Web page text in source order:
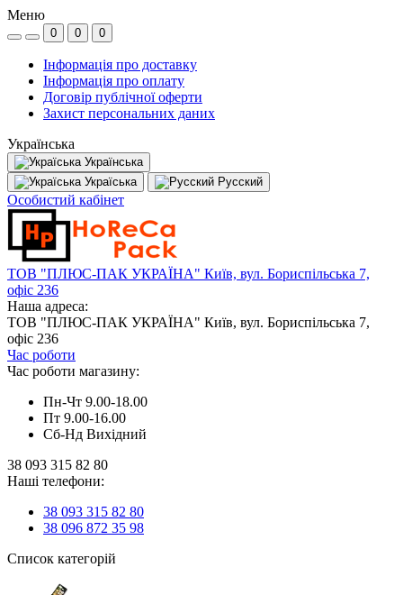
Меню
0 0 0
Інформація про доставку
Інформація про оплату
Договір публічної оферти
Захист персональних даних
Українська
Українська
Україська
Русский
Особистий кабінет
ТОВ "ПЛЮС-ПАК УКРАЇНА" Київ, вул. Бориспільська 7,
офіс 236
Наша адреса:
ТОВ "ПЛЮС-ПАК УКРАЇНА" Київ, вул. Бориспільська 7,
офіс 236
Час роботи
Час роботи магазину:
Пн-Чт 9.00-18.00
Пт 9.00-16.00
Сб-Нд Вихідний
38 093 315 82 80
Наші телефони:
38 093 315 82 80
38 096 872 35 98
Список категорій